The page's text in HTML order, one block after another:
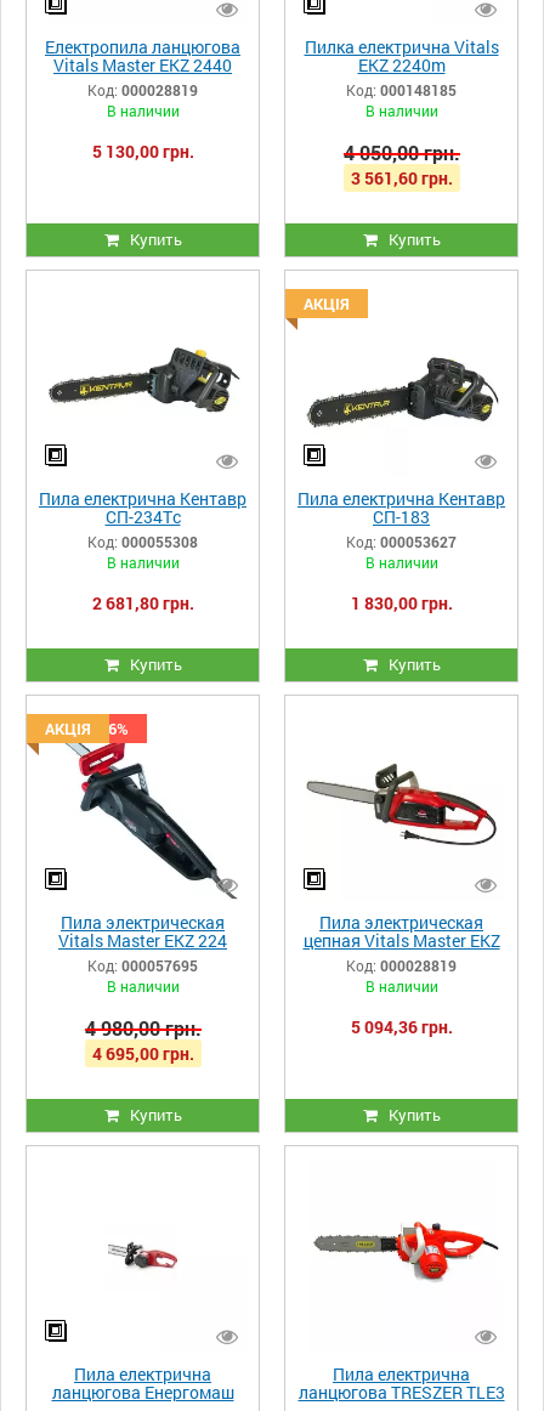
Електропила ланцюгова
Vitals Master EKZ 2440
Код: 000028819
В наличии
5 130,00 грн.
Купить
Пилка електрична Vitals
EKZ 2240m
Код: 000148185
В наличии
4 050,00 грн.
3 561,60 грн.
Купить
Пила електрична Кентавр
СП-234Тc
Код: 000055308
В наличии
2 681,80 грн.
Купить
АКЦІЯ
Пила електрична Кентавр
СП-183
Код: 000053627
В наличии
1 830,00 грн.
Купить
Скидка -6%
АКЦІЯ
Пила электрическая
Vitals Master EKZ 224
Black Edition
Код: 000057695
В наличии
4 980,00 грн.
4 695,00 грн.
Купить
Пила электрическая
цепная Vitals Master EKZ
2440
Код: 000028819
В наличии
5 094,36 грн.
Купить
Пила електрична
ланцюгова Енергомаш
Пила електрична
ланцюгова TRESZER TLE3